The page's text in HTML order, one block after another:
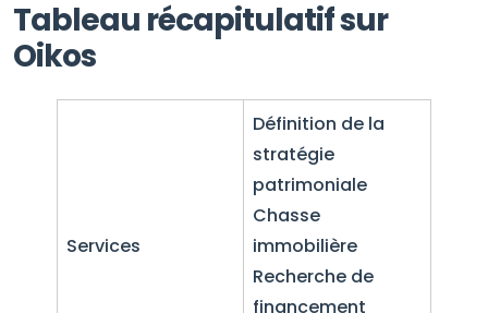
Tableau récapitulatif sur
Oikos
Services
Définition de la
stratégie
patrimoniale
Chasse
immobilière
Recherche de
financement